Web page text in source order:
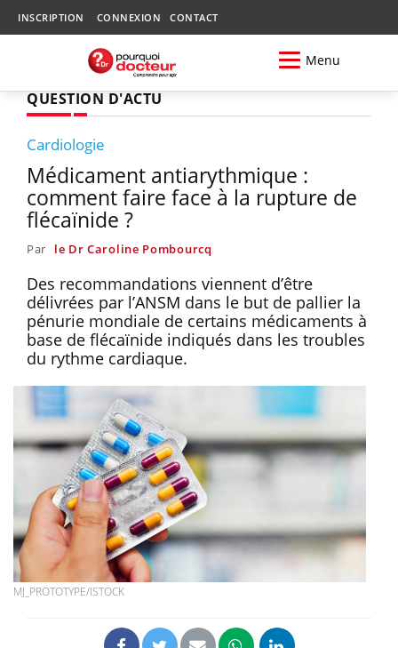
INSCRIPTION CONNEXION CONTACT
Menu
QUESTION D'ACTU
Cardiologie
Médicament antiarythmique :
comment faire face à la rupture de
flécaïnide ?
Par le Dr Caroline Pombourcq
Des recommandations viennent d’être
délivrées par l’ANSM dans le but de pallier la
pénurie mondiale de certains médicaments à
base de flécaïnide indiqués dans les troubles
du rythme cardiaque.
MJ_PROTOTYPE/ISTOCK